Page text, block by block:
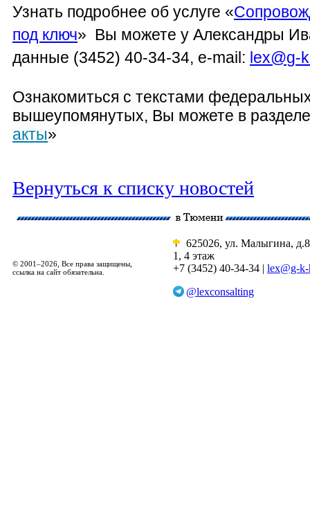
Узнать подробнее об услуге «
под ключ» Вы можете у Александры
данные (3452) 40-34-34, e-mail: lex@g-k
Ознакомиться с текстами
вышеупомянутых, Вы можете в разделе
акты»
Вернуться к списку новостей
© 2001–2026, Все права защищены,
ссылка на сайт обязательна.
625026, ул. Малыгина,
1, 4 этаж
+7 (3452) 40-34-34 | lex@g-
@lexconsalting